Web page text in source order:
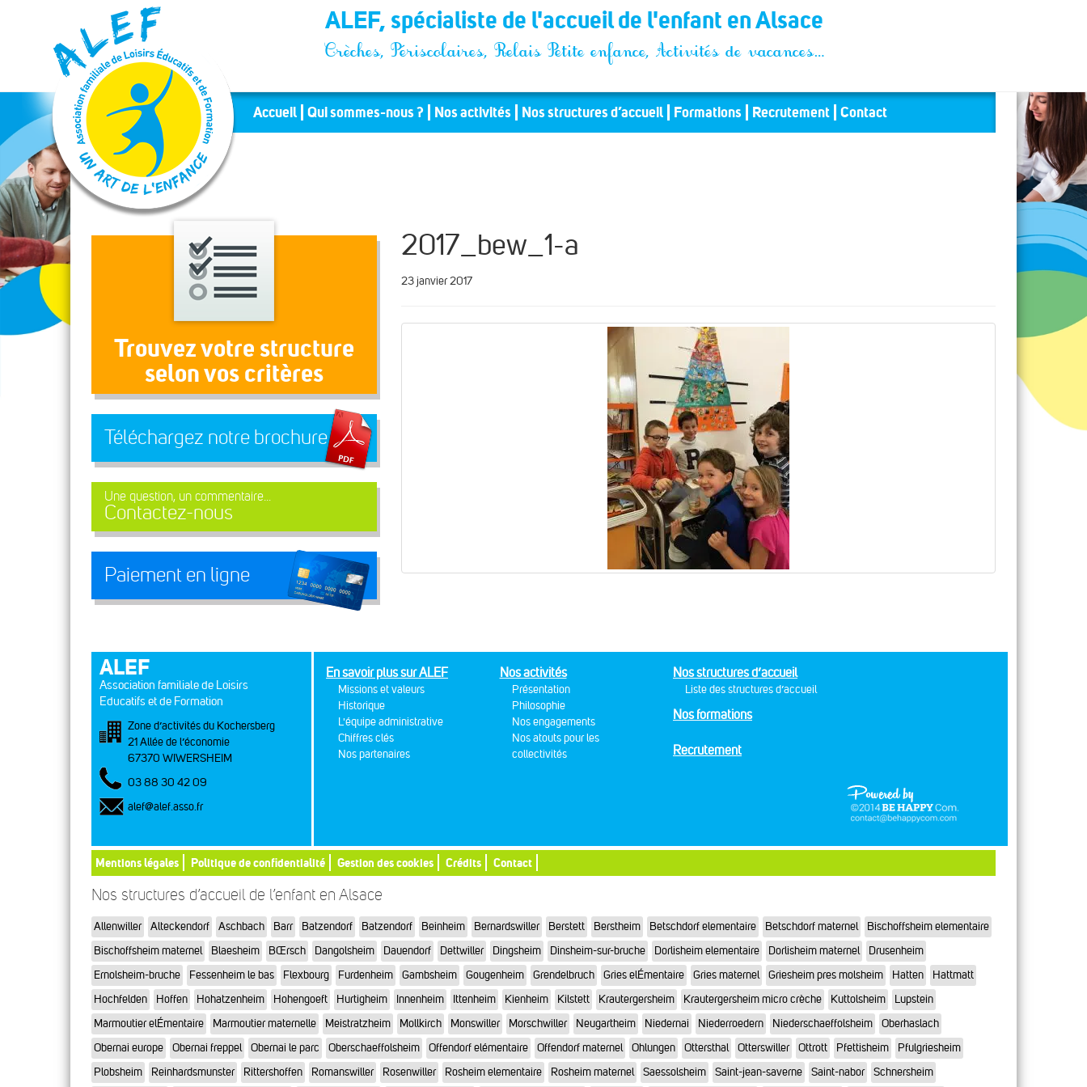
Panneau de gestion des cookies ALEF, spécialiste de l'accueil de l'enfant en Alsace
Crèches, Périscolaires, Relais Petite enfance, Activités de vacances…
Accueil Qui sommes-nous ? Nos activités Nos structures d’accueil Formations Recrutement Contact
Trouvez votre structure
selon vos critères
Téléchargez notre brochure
Une question, un commentaire...
Contactez-nous
Paiement en ligne
2017_bew_1-a
23 janvier 2017
ALEF
Association familiale de Loisirs
Educatifs et de Formation
Zone d’activités du Kochersberg
21 Allée de l’économie
67370 WIWERSHEIM
03 88 30 42 09
alef@alef.asso.fr
En savoir plus sur ALEF
Missions et valeurs
Historique
L'équipe administrative
Chiffres clés
Nos partenaires
Nos activités
Présentation
Philosophie
Nos engagements
Nos atouts pour les
collectivités
Nos structures d’accueil
Liste des structures d’accueil
Nos formations
Recrutement
Mentions légales Politique de confidentialité Gestion des cookies Crédits Contact
Nos structures d’accueil de l’enfant en Alsace
Allenwiller Alteckendorf Aschbach Barr Batzendorf Batzendorf Beinheim Bernardswiller Berstett Berstheim Betschdorf elementaire Betschdorf maternel
Bischoffsheim elementaire
Bischoffsheim maternel
Blaesheim BŒrsch Dangolsheim Dauendorf Dettwiller Dingsheim Dinsheim-sur-bruche Dorlisheim elementaire Dorlisheim maternel
Drusenheim
Ernolsheim-bruche
Fessenheim le bas Flexbourg Furdenheim Gambsheim Gougenheim Grendelbruch Gries elÉmentaire Gries maternel Griesheim pres molsheim Hatten
Hattmatt
Hochfelden
Hoffen Hohatzenheim Hohengoeft Hurtigheim Innenheim Ittenheim Kienheim Kilstett Krautergersheim Krautergersheim micro crèche Kuttolsheim
Lupstein
Marmoutier elÉmentaire
Marmoutier maternelle Meistratzheim Mollkirch Monswiller Morschwiller Neugartheim Niedernai Niederroedern Niederschaeffolsheim
Oberhaslach
Obernai europe
Obernai freppel Obernai le parc Oberschaeffolsheim Offendorf elémentaire Offendorf maternel Ohlungen Ottersthal Otterswiller Ottrott Pfettisheim
Pfulgriesheim
Plobsheim
Reinhardsmunster Rittershoffen Romanswiller Rosenwiller Rosheim elementaire Rosheim maternel Saessolsheim Saint-jean-saverne Saint-nabor Schnersheim